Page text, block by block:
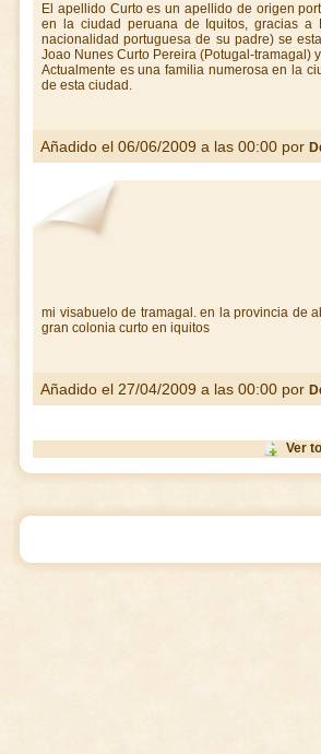
El apellido Curto es un apellido de origen
en la ciudad peruana de Iquitos, gracias a
nacionalidad portuguesa de su padre) se
Joao Nunes Curto Pereira (Potugal-tramagal)
Actualmente es una familia numerosa en la
de esta ciudad.
Añadido el 06/06/2009 a las 00:00 por
mi visabuelo de tramagal. en la provincia de
gran colonia curto en iquitos
Añadido el 27/04/2009 a las 00:00 por
Ver